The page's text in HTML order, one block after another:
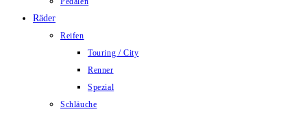
Räder
Reifen
Touring / City
Renner
Spezial
Schläuche